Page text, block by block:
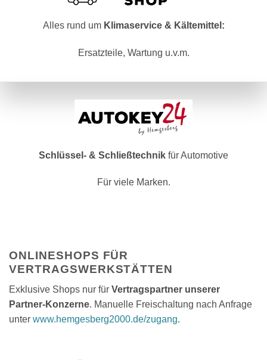
Alles rund um Klimaservice & Kältemittel:
Ersatzteile, Wartung u.v.m.
Schlüssel- & Schließtechnik für Automotive
Für viele Marken.
ONLINESHOPS FÜR
VERTRAGSWERKSTÄTTEN
Exklusive Shops nur für Vertragspartner unserer
Partner-Konzerne. Manuelle Freischaltung nach Anfrage
unter www.hemgesberg2000.de/zugang.